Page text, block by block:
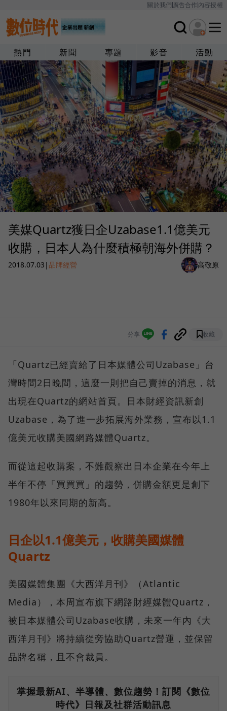
關於我們廣告合作內容授權
熱門 新聞 專題 影音 活動
美媒Quartz獲日企Uzabase1.1億美元
收購，日本人為什麼積極朝海外併購？
2018.07.03 | 品牌經營 高敬原
分享 收藏
「Quartz已經賣給了日本媒體公司Uzabase」台
灣時間2日晚間，這麼一則把自己賣掉的消息，就
出現在Quartz的網站首頁。日本財經資訊新創
Uzabase，為了進一步拓展海外業務，宣布以1.1
億美元收購美國網路媒體Quartz。
而從這起收購案，不難觀察出日本企業在今年上
半年不停「買買買」的趨勢，併購金額更是創下
1980年以來同期的新高。
日企以1.1億美元，收購美國媒體
Quartz
美國媒體集團《大西洋月刊》（Atlantic
Media），本周宣布旗下網路財經媒體Quartz，
被日本媒體公司Uzabase收購，未來一年內《大
西洋月刊》將持續從旁協助Quartz營運，並保留
品牌名稱，且不會裁員。
掌握最新AI、半導體、數位趨勢！訂閱《數位
時代》日報及社群活動訊息